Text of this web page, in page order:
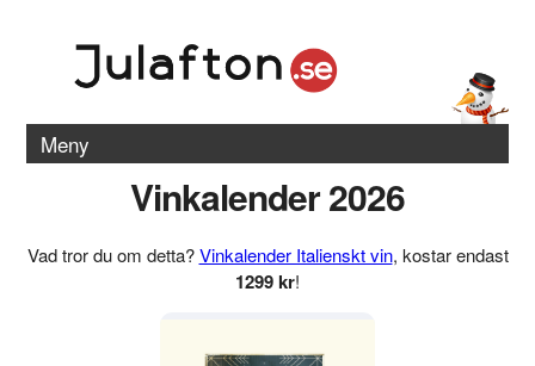
Meny
Vinkalender 2026
Vad tror du om detta?Vinkalender Italienskt vin, kostar endast
1299 kr!